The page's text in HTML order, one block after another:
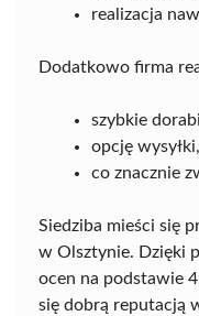
realizacja
Dodatkowo firma
szybkie
opcję wysyłki,
co znacznie
Siedziba mieści się
w Olsztynie. Dzięki
ocen na podstawie
się dobrą reputacją